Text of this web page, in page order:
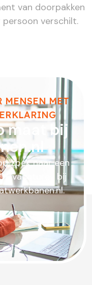
van doorpakken
persoon verschilt.
MENSEN MET
maat bij
zoek naar een
vacatures bij